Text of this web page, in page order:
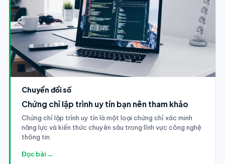
Chuyển đổi số
Chứng chỉ lập trình uy tín bạn nên tham khảo
Chứng chỉ lập trình uy tín là một loại chứng chỉ xác minh
năng lực và kiến thức chuyên sâu trong lĩnh vực công nghệ
thông tin.
Đọc bài →